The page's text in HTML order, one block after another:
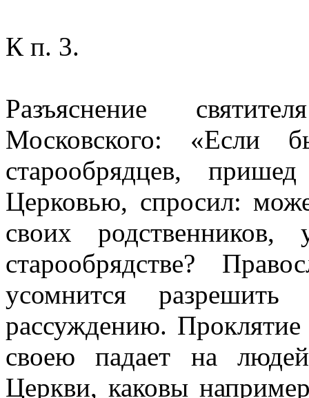
К п. 3.
Разъяснение
Московского: «Если
старообрядцев,
Церковью, спросил:
своих
старообрядстве?
усомнится
рассуждению.
своею падает на
Церкви, каковы